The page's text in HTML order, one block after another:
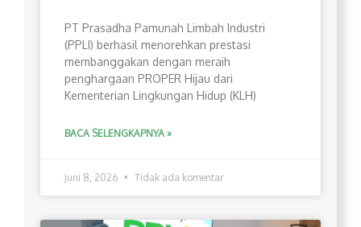
PT Prasadha Pamunah Limbah Industri
(PPLI) berhasil menorehkan prestasi
membanggakan dengan meraih
penghargaan PROPER Hijau dari
Kementerian Lingkungan Hidup (KLH)
BACA SELENGKAPNYA »
Juni 8, 2026 Tidak ada komentar